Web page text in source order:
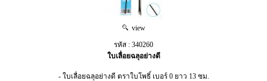
view
รหัส : 340260
ใบเลื่อยฉลุอย่างดี
- ใบเลื่อยฉลุอย่างดี ตราใบโพธิ์ เบอร์ 0 ยาว 13 ซม.